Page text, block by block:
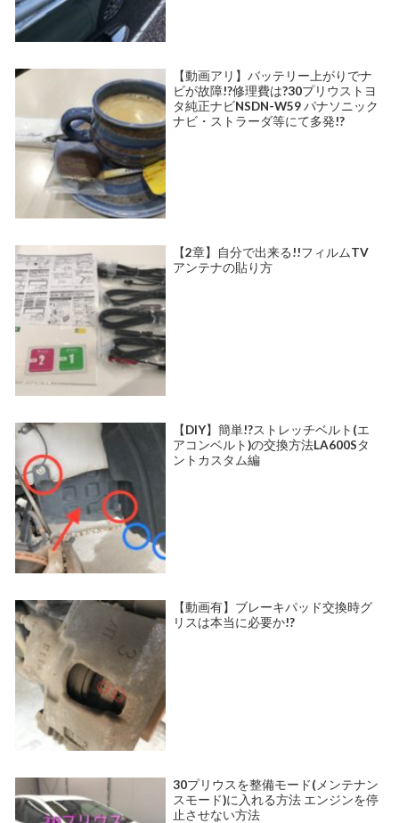
【動画アリ】バッテリー上がりでナ
ビが故障!?修理費は?30プリウストヨ
タ純正ナビNSDN-W59 パナソニック
ナビ・ストラーダ等にて多発!?
【2章】自分で出来る!!フィルムTV
アンテナの貼り方
【DIY】簡単!?ストレッチベルト(エ
アコンベルト)の交換方法LA600Sタ
ントカスタム編
【動画有】ブレーキパッド交換時グ
リスは本当に必要か!?
30プリウスを整備モード(メンテナン
スモード)に入れる方法 エンジンを停
止させない方法